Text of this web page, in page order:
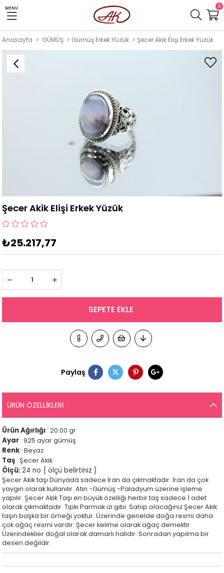
MENU 0
Anasayfa GÜMÜŞ Gümüş Erkek Yüzük Şecer Akik Elişi Erkek Yüzük
Şecer Akik Elişi Erkek Yüzük
₺25.217,77
Paylaş
ÜRÜN ÖZELLIKLERI
Ürün Ağırlığı : 20.00 gr
Ayar : 925 ayar gümüş
Renk : Beyaz
Taş : Şecer Akik
Ölçü:24 no { ölçü belirtiniz }
Şecer Akik taşı Dünyada sadece İran da çıkmaktadır. İran da çok
yaygın olarak kullanılır. Atın -Gümüş -Paladyum üzerine işleme
yapılır. Şecer Akik Taşı en büyük özelliği herbir taş sadece 1 adet
olarak çıkmaktadır. Tıpkı Parmak izi gibi. Sahip olacağınız Şecer Akik
taşın başka bir örneği yoktur. Üzerinde genelde doğa resmi daha
çok ağaç resmi vardır. Şecer kelime olarak ağaç demektir.
Üzerindekiler doğal olarak damarlı halidir. Sonradan yapılma bir
desen değildir.